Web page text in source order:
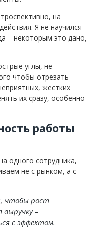
на
Я не научился
– некоторым это дано,
углы, не
чтобы отрезать
жестких
их сразу, особенно
работы
одного сотрудника,
не с рынком, а с
чтобы рост
выручку –
с эффектом.